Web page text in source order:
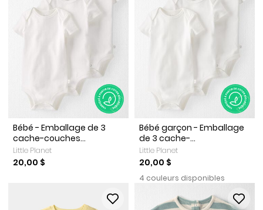
Bébé - Emballage de 3
cache-couches...
Little Planet
20,00 $
Bébé garçon - Emballage
de 3 cache-...
Little Planet
20,00 $
4 couleurs disponibles